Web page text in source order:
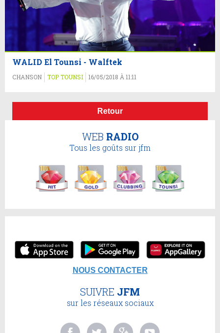
WALID El Tounsi - Walftek
CHANSON TOP TOUNSI 16/05/2018 À 11:11
Retour
WEB RADIO
Tous les goûts sur jfm
NOUS CONTACTER
SUIVRE JFM
sur les réseaux sociaux